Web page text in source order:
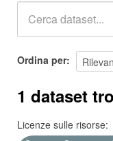
Ordina per
1 dataset
Licenze sulle risorse: